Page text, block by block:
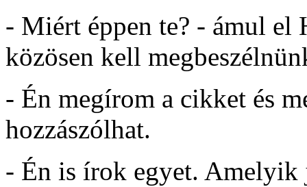
- Miért éppen te? - ámul el
közösen kell
- Én megírom a cikket és
hozzászólhat.
- Én is írok egyet. Amelyik